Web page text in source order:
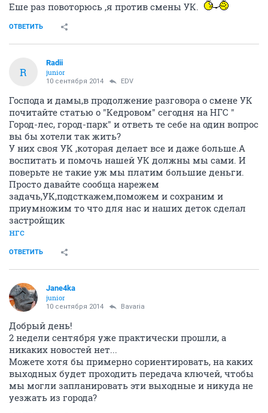
Еше раз повоторюсь ,я против смены УК.
ОТВЕТИТЬ
R
Radii
junior
10 сентября 2014 EDV
Господа и дамы,в продолжение разговора о смене УК
почитайте статью о "Кедровом" сегодня на НГС "
Город-лес, город-парк" и ответь те себе на один вопрос
вы бы хотели так жить?
У них своя УК ,которая делает все и даже больше.А
воспитать и помочь нашей УК должны мы сами. И
поверьте не такие уж мы платим большие деньги.
Просто давайте сообща нарежем
задачь,УК,подсткажем,поможем и сохраним и
приумножим то что для нас и наших деток сделал
застройщик
нгс
ОТВЕТИТЬ
Jane4ka
junior
10 сентября 2014 Bavaria
Добрый день!
2 недели сентября уже практически прошли, а
никаких новостей нет...
Можете хотя бы примерно сориентировать, на каких
выходных будет проходить передача ключей, чтобы
мы могли запланировать эти выходные и никуда не
уезжать из города?